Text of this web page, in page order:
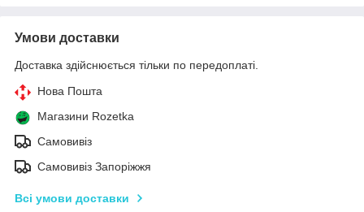
Умови доставки
Доставка здійснюється тільки по передоплаті.
Нова Пошта
Магазини Rozetka
Самовивіз
Самовивіз Запоріжжя
Всі умови доставки